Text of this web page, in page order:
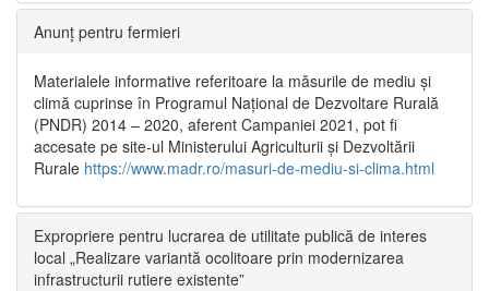
Anunț pentru fermieri
Materialele informative referitoare la măsurile de mediu și
climă cuprinse în Programul Național de Dezvoltare Rurală
(PNDR) 2014 – 2020, aferent Campaniei 2021, pot fi
accesate pe site-ul Ministerului Agriculturii și Dezvoltării
Rurale https://www.madr.ro/masuri-de-mediu-si-clima.html
Expropriere pentru lucrarea de utilitate publică de interes
local „Realizare variantă ocolitoare prin modernizarea
infrastructurii rutiere existente”